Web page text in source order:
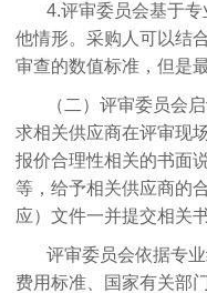
4.评审委员会基于
他情形。采购人可以结
审查的数值标准，但是
（二）评审委员会
求相关供应商在评审现
报价合理性相关的书面
等，给予相关供应商的
应）文件一并提交相关
评审委员会依据专
费用标准、国家有关部